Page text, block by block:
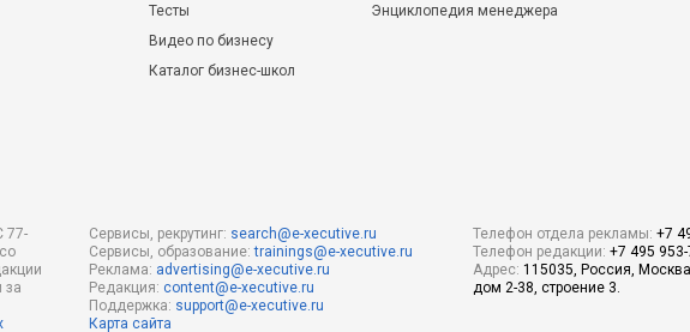
Тесты
Видео по бизнесу
Каталог бизнес-школ
Энциклопедия менеджера
77-
за
Сервисы, рекрутинг: search@e-xecutive.ru
Сервисы, образование:trainings@e-xecutive.ru
Реклама: advertising@e-xecutive.ru
Редакция: content@e-xecutive.ru
Поддержка: support@e-xecutive.ru
Карта сайта
Телефон отдела рекламы: +7
Телефон редакции: +7 495
Адрес: 115035, Россия,
дом 2-38, строение 3.